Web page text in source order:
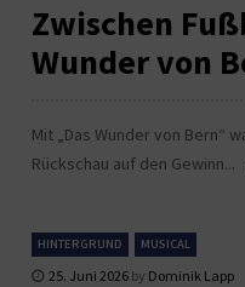
Zwischen
Wunder von
Mit „Das Wunder von Bern“
Rückschau auf den Gewinn...
HINTERGRUND MUSICAL
25. Juni 2026 by Dominik Lapp